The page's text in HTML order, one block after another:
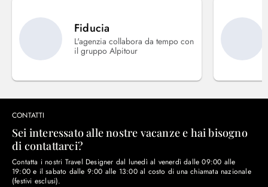
Fiducia
L'agenzia collabora da tempo con
il gruppo Alpitour
CONTATTI
Sei interessato alle nostre vacanze e hai bisogno
di contattarci?
Contatta i nostri Travel Designer dal lunedì al venerdì dalle 09:00 alle
19:00 e il sabato dalle 9:00 alle 13:00 al costo di una chiamata nazionale
(festivi esclusi).